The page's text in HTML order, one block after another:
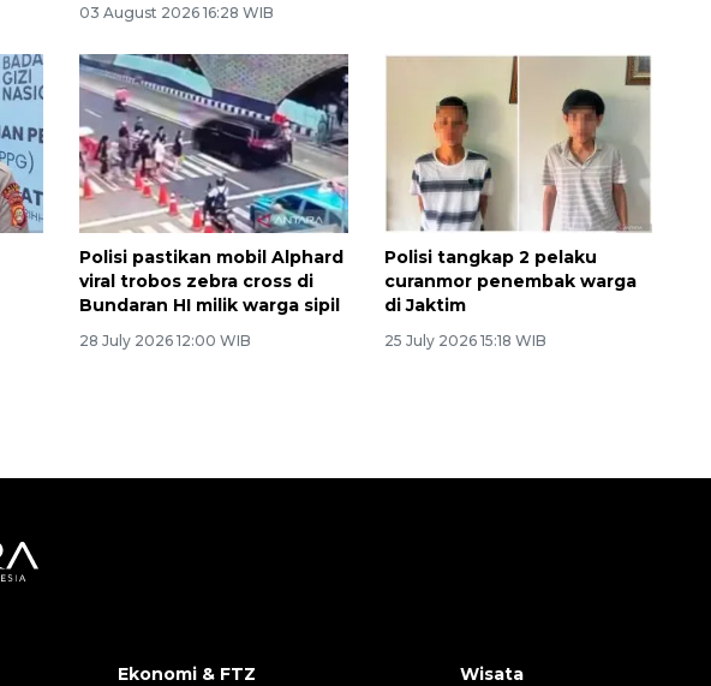
03 August 2026 16:28 WIB
Polisi pastikan mobil Alphard
viral trobos zebra cross di
Bundaran HI milik warga sipil
28 July 2026 12:00 WIB
Polisi tangkap 2 pelaku
curanmor penembak warga
di Jaktim
25 July 2026 15:18 WIB
Ekonomi & FTZ Wisata